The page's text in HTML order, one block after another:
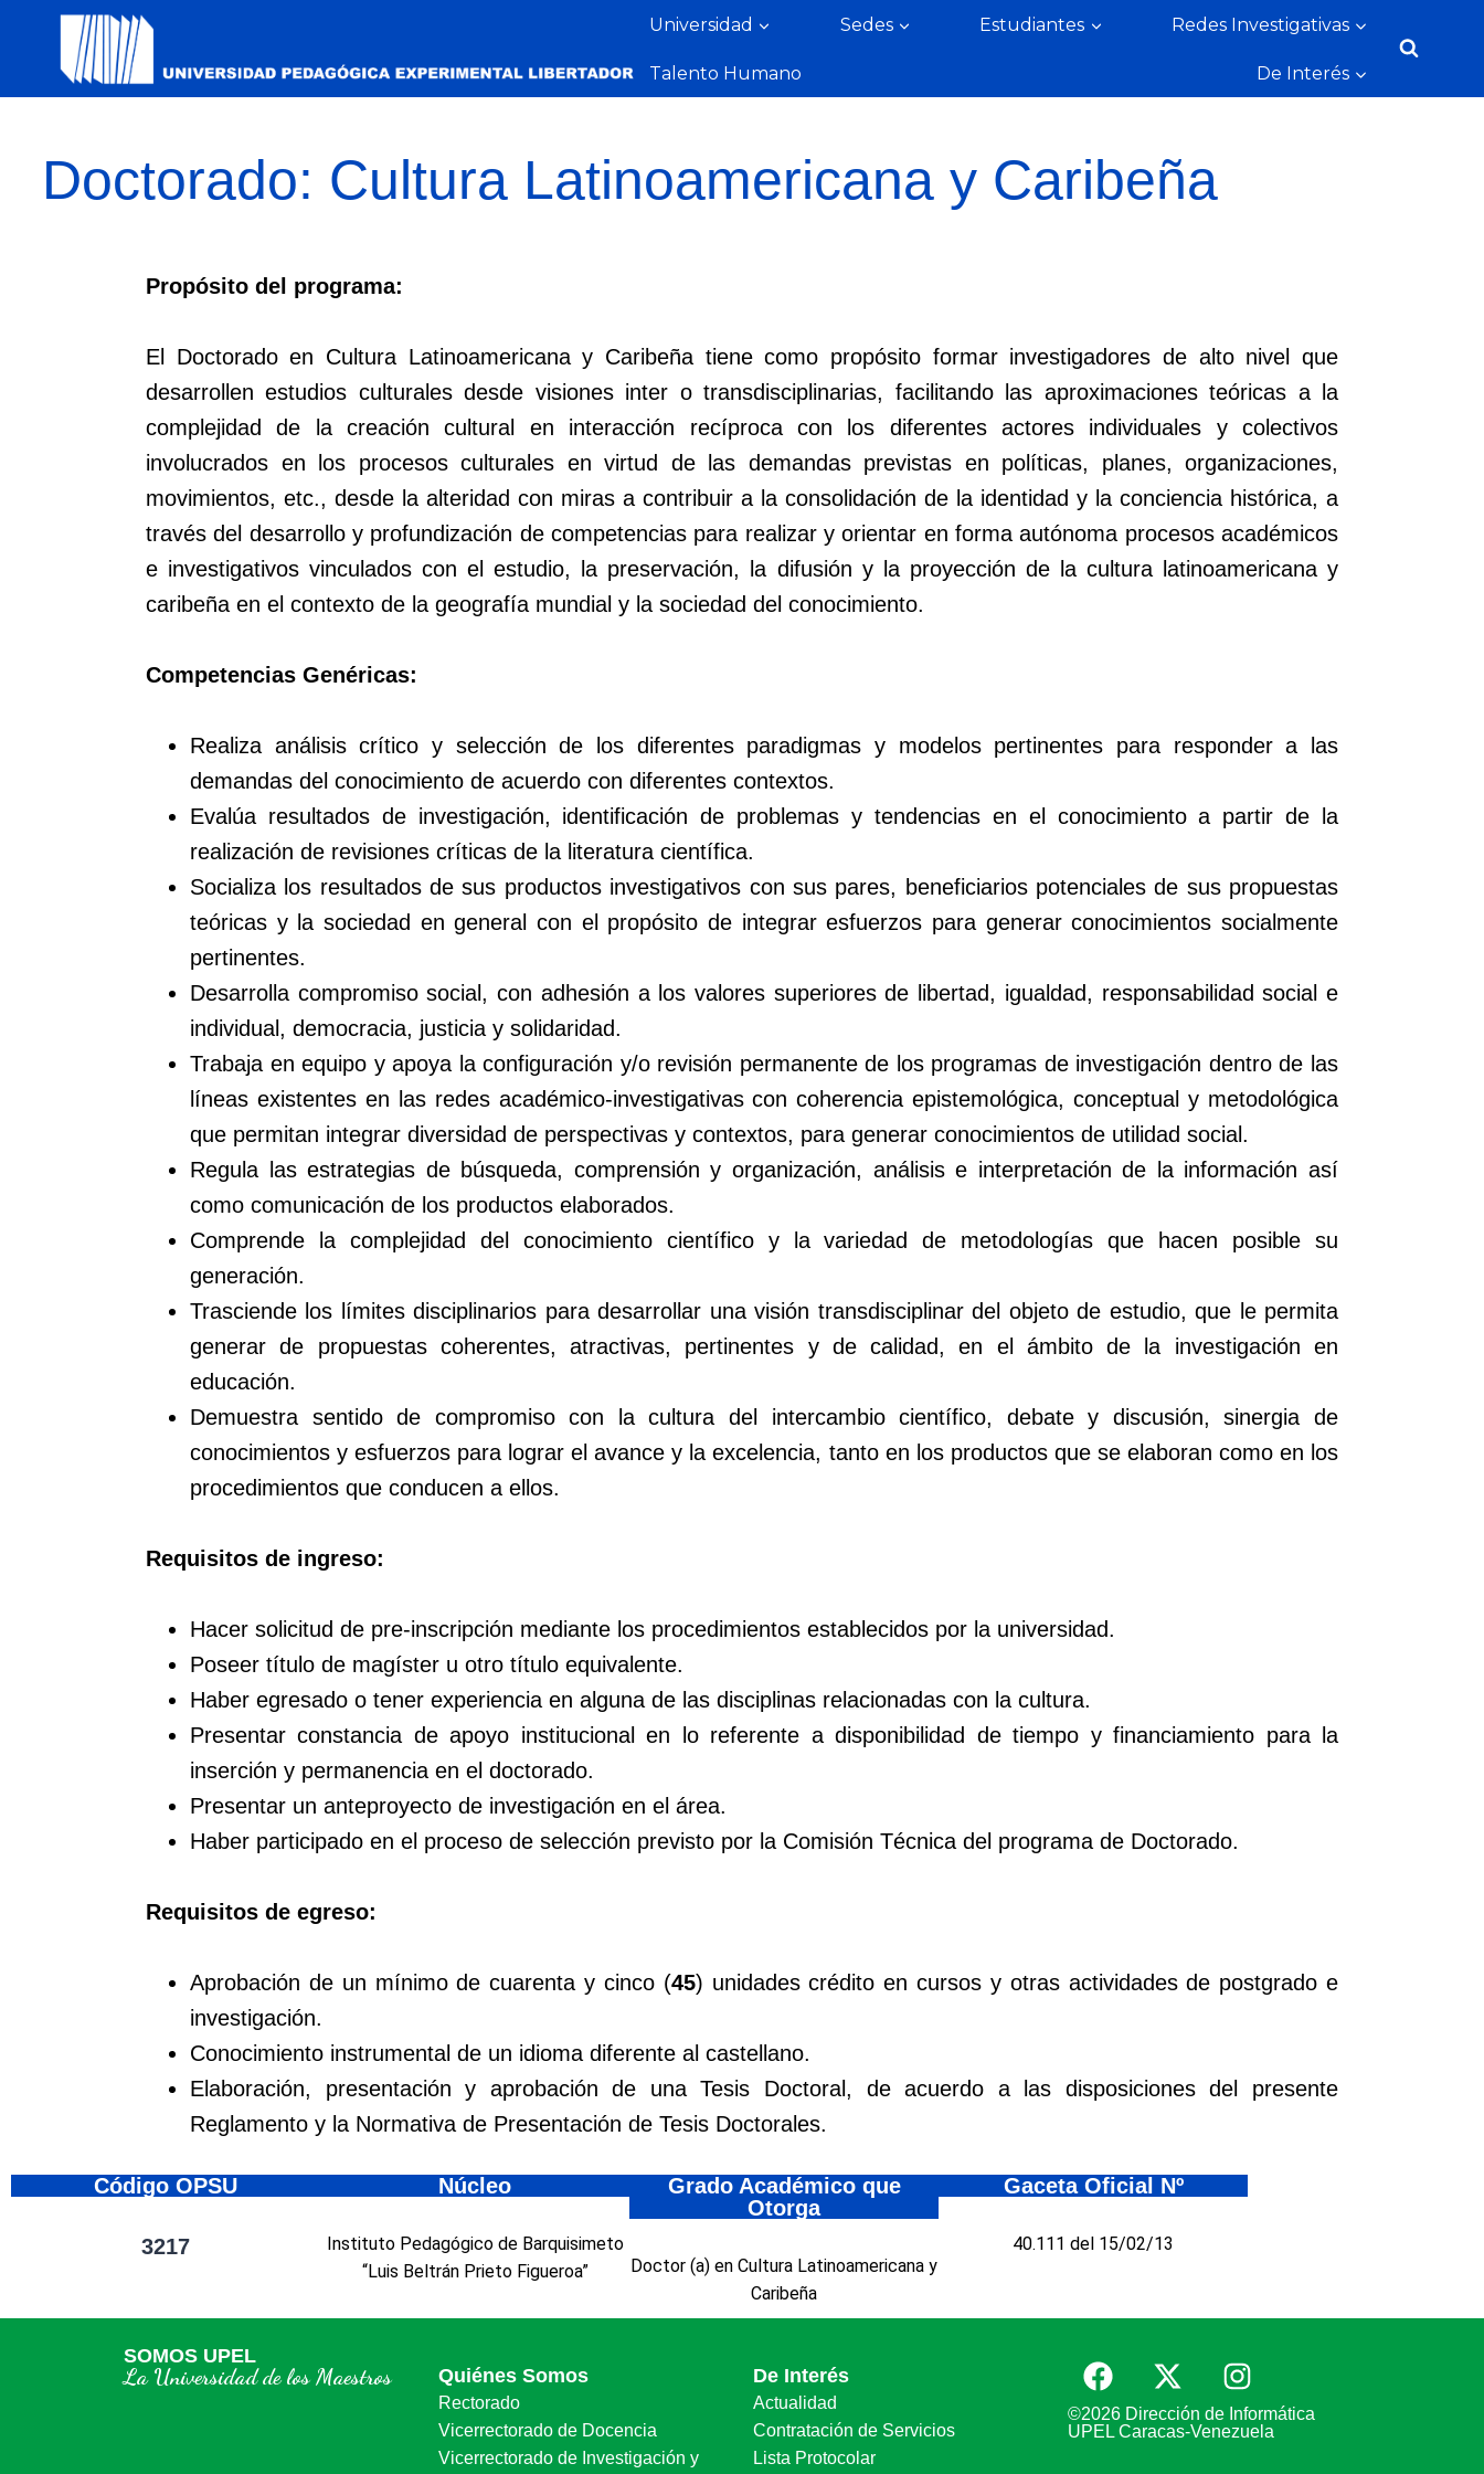
Universidad Sedes Estudiantes Redes Investigativas
Talento Humano De Interés
Doctorado: Cultura Latinoamericana y Caribeña
Propósito del programa:
El Doctorado en Cultura Latinoamericana y Caribeña tiene como propósito formar investigadores de alto nivel que
desarrollen estudios culturales desde visiones inter o transdisciplinarias, facilitando las aproximaciones teóricas a la
complejidad de la creación cultural en interacción recíproca con los diferentes actores individuales y colectivos
involucrados en los procesos culturales en virtud de las demandas previstas en políticas, planes, organizaciones,
movimientos, etc., desde la alteridad con miras a contribuir a la consolidación de la identidad y la conciencia histórica, a
través del desarrollo y profundización de competencias para realizar y orientar en forma autónoma procesos académicos
e investigativos vinculados con el estudio, la preservación, la difusión y la proyección de la cultura latinoamericana y
caribeña en el contexto de la geografía mundial y la sociedad del conocimiento.
Competencias Genéricas:
Realiza análisis crítico y selección de los diferentes paradigmas y modelos pertinentes para responder a las
demandas del conocimiento de acuerdo con diferentes contextos.
Evalúa resultados de investigación, identificación de problemas y tendencias en el conocimiento a partir de la
realización de revisiones críticas de la literatura científica.
Socializa los resultados de sus productos investigativos con sus pares, beneficiarios potenciales de sus propuestas
teóricas y la sociedad en general con el propósito de integrar esfuerzos para generar conocimientos socialmente
pertinentes.
Desarrolla compromiso social, con adhesión a los valores superiores de libertad, igualdad, responsabilidad social e
individual, democracia, justicia y solidaridad.
Trabaja en equipo y apoya la configuración y/o revisión permanente de los programas de investigación dentro de las
líneas existentes en las redes académico-investigativas con coherencia epistemológica, conceptual y metodológica
que permitan integrar diversidad de perspectivas y contextos, para generar conocimientos de utilidad social.
Regula las estrategias de búsqueda, comprensión y organización, análisis e interpretación de la información así
como comunicación de los productos elaborados.
Comprende la complejidad del conocimiento científico y la variedad de metodologías que hacen posible su
generación.
Trasciende los límites disciplinarios para desarrollar una visión transdisciplinar del objeto de estudio, que le permita
generar de propuestas coherentes, atractivas, pertinentes y de calidad, en el ámbito de la investigación en
educación.
Demuestra sentido de compromiso con la cultura del intercambio científico, debate y discusión, sinergia de
conocimientos y esfuerzos para lograr el avance y la excelencia, tanto en los productos que se elaboran como en los
procedimientos que conducen a ellos.
Requisitos de ingreso:
Hacer solicitud de pre-inscripción mediante los procedimientos establecidos por la universidad.
Poseer título de magíster u otro título equivalente.
Haber egresado o tener experiencia en alguna de las disciplinas relacionadas con la cultura.
Presentar constancia de apoyo institucional en lo referente a disponibilidad de tiempo y financiamiento para la
inserción y permanencia en el doctorado.
Presentar un anteproyecto de investigación en el área.
Haber participado en el proceso de selección previsto por la Comisión Técnica del programa de Doctorado.
Requisitos de egreso:
Aprobación de un mínimo de cuarenta y cinco (45) unidades crédito en cursos y otras actividades de postgrado e
investigación.
Conocimiento instrumental de un idioma diferente al castellano.
Elaboración, presentación y aprobación de una Tesis Doctoral, de acuerdo a las disposiciones del presente
Reglamento y la Normativa de Presentación de Tesis Doctorales.
Código OPSU
3217
Núcleo
Instituto Pedagógico de Barquisimeto
“Luis Beltrán Prieto Figueroa”
Grado Académico que
Otorga
Doctor (a) en Cultura Latinoamericana y
Caribeña
Gaceta Oficial Nº
40.111 del 15/02/13
SOMOS UPEL
La Universidad de los Maestros Quiénes Somos
Rectorado
Vicerrectorado de Docencia
Vicerrectorado de Investigación y
De Interés
Actualidad
Contratación de Servicios
Lista Protocolar
©2026 Dirección de Informática
UPEL Caracas-Venezuela